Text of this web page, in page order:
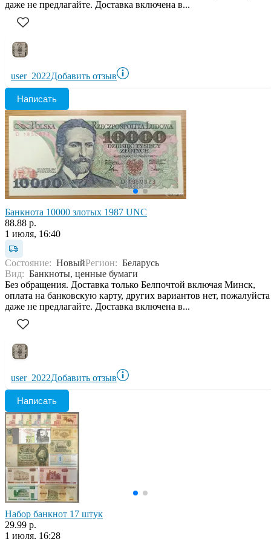
даже не предлагайте. Доставка включена в...
user_2022Добавить отзыв
Написать
Банкнота 10000 злотых 1987 UNC
88.88 р.
1 июля, 16:40
Состояние: НовыйРегион: Беларусь
Вид: Банкноты, ценные бумаги
Без обращения. Доставка только Белпочтой включая Минск,
оплата на банковскую карту, других вариантов нет, пожалуйста
даже не предлагайте. Доставка включена в...
user_2022Добавить отзыв
Написать
Набор банкнот 17 штук
29.99 р.
1 июля, 16:28